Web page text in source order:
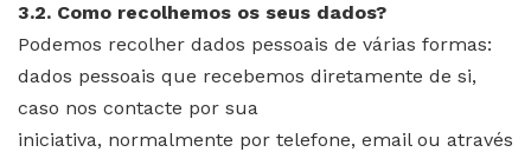
3.2. Como recolhemos os seus dados?
Podemos recolher dados pessoais de várias formas:
dados pessoais que recebemos diretamente de si,
caso nos contacte por sua
iniciativa, normalmente por telefone, email ou através